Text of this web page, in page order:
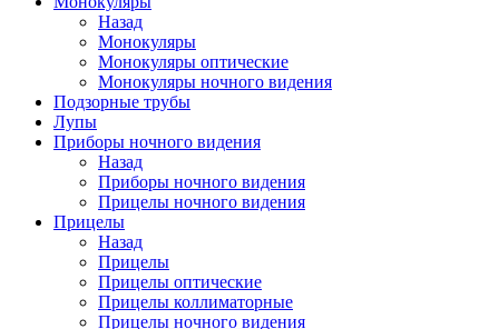
Назад
Монокуляры
Монокуляры оптические
Монокуляры ночного видения
Подзорные трубы
Лупы
Приборы ночного видения
Назад
Приборы ночного видения
Прицелы ночного видения
Прицелы
Назад
Прицелы
Прицелы оптические
Прицелы коллиматорные
Прицелы ночного видения